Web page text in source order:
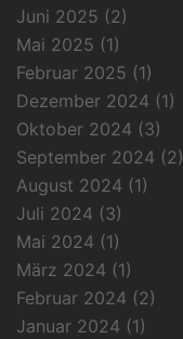
Juni 2025 (2)
Mai 2025 (1)
Februar 2025 (1)
Dezember 2024 (1)
Oktober 2024 (3)
September 2024 (2)
August 2024 (1)
Juli 2024 (3)
Mai 2024 (1)
März 2024 (1)
Februar 2024 (2)
Januar 2024 (1)